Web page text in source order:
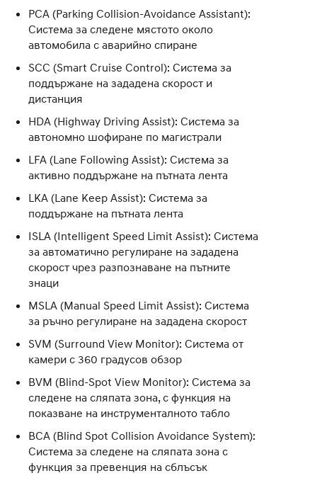
PCA (Parking Collision-Avoidance Assistant):
Система за следене мястото около
автомобила с аварийно спиране
SCC (Smart Cruise Control): Система за
поддържане на зададена скорост и
дистанция
HDA (Highway Driving Assist): Система за
автономно шофиране по магистрали
LFA (Lane Following Assist): Система за
активно поддържане на пътната лента
LKA (Lane Keep Assist): Система за
поддържане на пътната лента
ISLA (Intelligent Speed Limit Assist): Система
за автоматично регулиране на зададена
скорост чрез разпознаване на пътните
знаци
MSLA (Manual Speed Limit Assist): Система
за ръчно регулиране на зададена скорост
SVM (Surround View Monitor): Система от
камери с 360 градусов обзор
BVM (Blind-Spot View Monitor): Система за
следене на сляпата зона, с функция на
показване на инструменталното табло
BCA (Blind Spot Collision Avoidance System):
Система за следене на сляпата зона с
функция за превенция на сблъсък